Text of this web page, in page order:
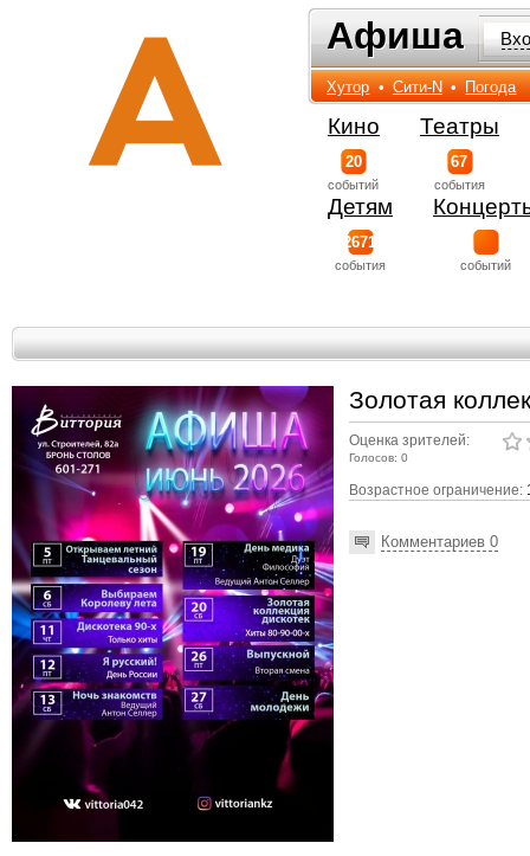
Афиша
Афиша
Хутор • Сити-N • Погода
Кино
20
событий
Театры
67
события
Детям
2671
события событий
Золотая
Оценка зрителей:
Голосов: 0
Возрастное ограничение:
Комментариев 0